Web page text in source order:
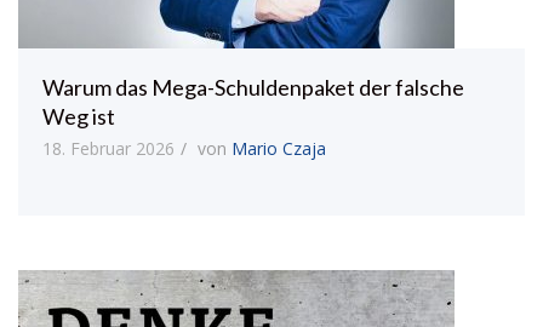
Warum das Mega-Schuldenpaket der falsche
Weg ist
18. Februar 2026 von Mario Czaja